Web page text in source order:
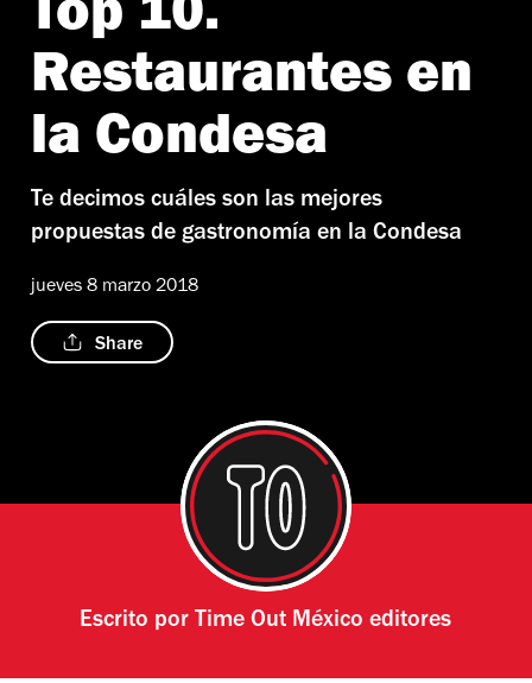
Top 10.
Restaurantes en
la Condesa
Te decimos cuáles son las mejores
propuestas de gastronomía en la Condesa
jueves 8 marzo 2018
Share
Escrito por Time Out México editores